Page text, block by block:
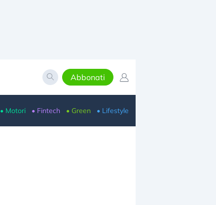
Abbonati
• Motori • Fintech • Green • Lifestyle